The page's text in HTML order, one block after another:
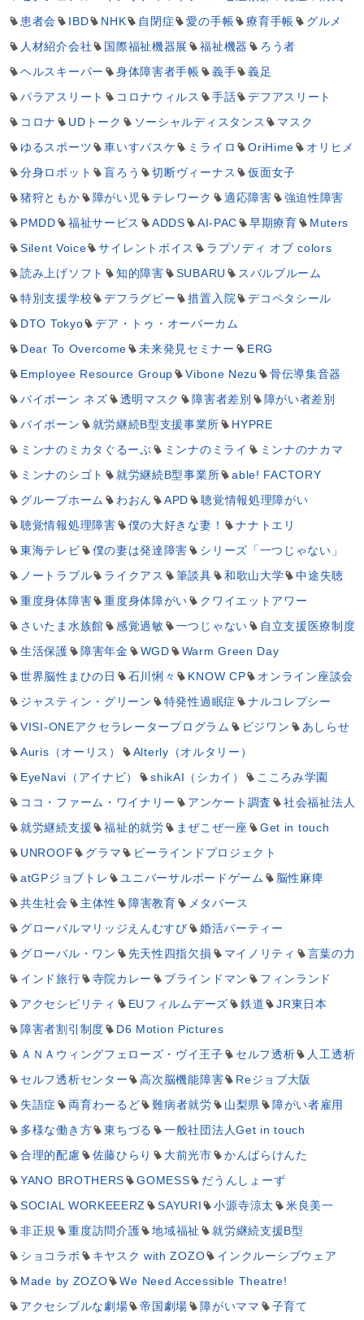
患者会
IBD NHK 自閉症 愛の手帳 療育手帳
グルメ
人材紹介会社
国際福祉機器展 福祉機器
ろう者
ヘルスキーパー
身体障害者手帳 義手
義足
パラアスリート
コロナウィルス 手話
デフアスリート
コロナ
UDトーク ソーシャルディスタンス
マスク
ゆるスポーツ
車いすバスケ ミライロ OriHime
オリヒメ
分身ロボット
盲ろう 切断ヴィーナス
仮面女子
猪狩ともか
障がい児 テレワーク 適応障害
強迫性障害
PMDD
福祉サービス ADDS AI-PAC 早期療育
Muters
Silent Voice
サイレントボイス
ラプソディ オブ colors
読み上げソフト
知的障害 SUBARU
スバルブルーム
特別支援学校
デフラグビー 措置入院
デコペタシール
DTO Tokyo
デア・トゥ・オーバーカム
Dear To Overcome
未来発見セミナー
ERG
Employee Resource Group
Vibone Nezu
骨伝導集音器
バイボーン ネズ
透明マスク 障害者差別
障がい者差別
バイボーン
就労継続B型支援事業所
HYPRE
ミンナのミカタぐるーぷ
ミンナのミライ
ミンナのナカマ
ミンナのシゴト
就労継続B型事業所
able! FACTORY
グループホーム
わおん APD
聴覚情報処理障がい
聴覚情報処理障害
僕の大好きな妻！
ナナトエリ
東海テレビ
僕の妻は発達障害
シリーズ「一つじゃない」
ノートラブル
ライクアス 筆談具 和歌山大学
中途失聴
重度身体障害
重度身体障がい
クワイエットアワー
さいたま水族館
感覚過敏 一つじゃない
自立支援医療制度
生活保護
障害年金 WGD
Warm Green Day
世界脳性まひの日
石川悧々 KNOW CP
オンライン座談会
ジャスティン・グリーン
特発性過眠症
ナルコレプシー
VISI-ONEアクセラレータープログラム
ビジワン
あしらせ
Auris（オーリス）
Alterly（オルタリー）
EyeNavi（アイナビ）
shikAI（シカイ）
こころみ学園
ココ・ファーム・ワイナリー
アンケート調査
社会福祉法人
就労継続支援
福祉的就労 まぜこぜ一座
Get in touch
UNROOF
グラマ
ビーラインドプロジェクト
atGPジョブトレ
ユニバーサルボードゲーム
脳性麻痺
共生社会
主体性 障害教育
メタバース
グローバルマリッジえんむすび
婚活パーティー
グローバル・ワン
先天性四指欠損 マイノリティ
言葉の力
インド旅行
寺院カレー ブラインドマン
フィンランド
アクセシビリティ
EUフィルムデーズ 鉄道
JR東日本
障害者割引制度
D6 Motion Pictures
ＡＮＡウィングフェローズ・ヴイ王子
セルフ透析
人工透析
セルフ透析センター
高次脳機能障害
Reジョブ大阪
失語症
両育わーるど 難病者就労 山梨県
障がい者雇用
多様な働き方
東ちづる
一般社団法人Get in touch
合理的配慮
佐藤ひらり 大前光市
かんばらけんた
YANO BROTHERS
GOMESS
だうんしょーず
SOCIAL WORKEEERZ
SAYURI 小源寺涼太
米良美一
非正規
重度訪問介護 地域福祉
就労継続支援B型
ショコラボ
キヤスク with ZOZO
インクルーシブウェア
Made by ZOZO
We Need Accessible Theatre!
アクセシブルな劇場
帝国劇場 障がいママ
子育て